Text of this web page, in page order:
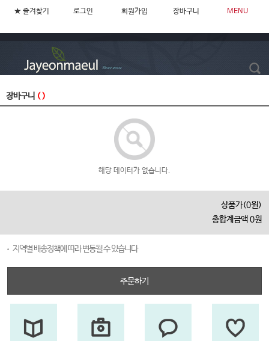
★ 즐겨찾기 로그인 회원가입 장바구니 MENU
장바구니 ( )
해당 데이터가 없습니다.
상품가(0원)
총합계금액 0원
지역별 배송정책에 따라 변동될 수 있습니다
주문하기